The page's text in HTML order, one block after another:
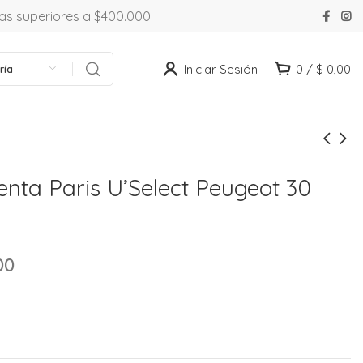
superiores a $400.000
Iniciar Sesión 0 / $ 0,00
Paris U’Select Peugeot 30